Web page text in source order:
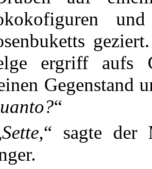
ergriff aufs
Gegenstand
“
Sette,“ sagte der